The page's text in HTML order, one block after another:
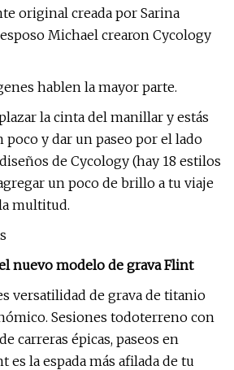
original creada por Sarina
Michael crearon Cycology
hablen la mayor parte.
la cinta del manillar y estás
poco y dar un paseo por el lado
de Cycology (hay 18 estilos
un poco de brillo a tu viaje
multitud.
nuevo modelo de grava Flint
versatilidad de grava de titanio
Sesiones todoterreno con
carreras épicas, paseos en
es la espada más afilada de tu